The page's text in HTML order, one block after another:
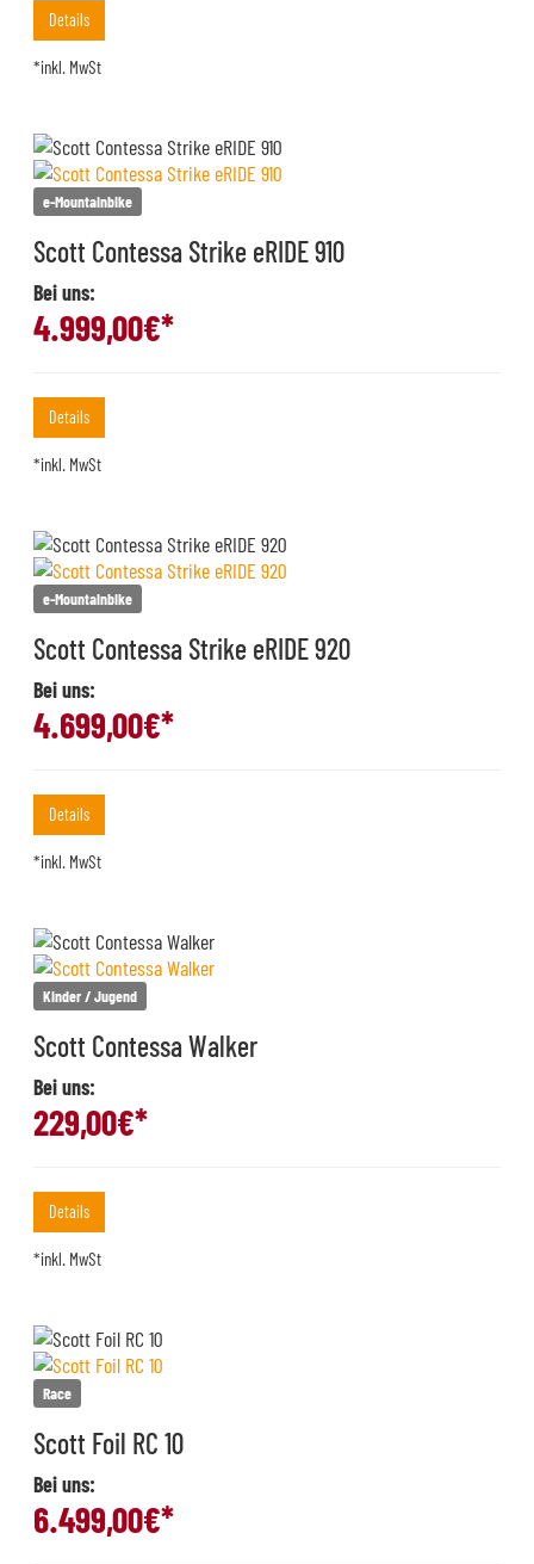
Details
*inkl. MwSt
e-Mountainbike
Scott Contessa Strike eRIDE 910
Bei uns:
4.999,00€*
Details
*inkl. MwSt
e-Mountainbike
Scott Contessa Strike eRIDE 920
Bei uns:
4.699,00€*
Details
*inkl. MwSt
Kinder / Jugend
Scott Contessa Walker
Bei uns:
229,00€*
Details
*inkl. MwSt
Race
Scott Foil RC 10
Bei uns:
6.499,00€*